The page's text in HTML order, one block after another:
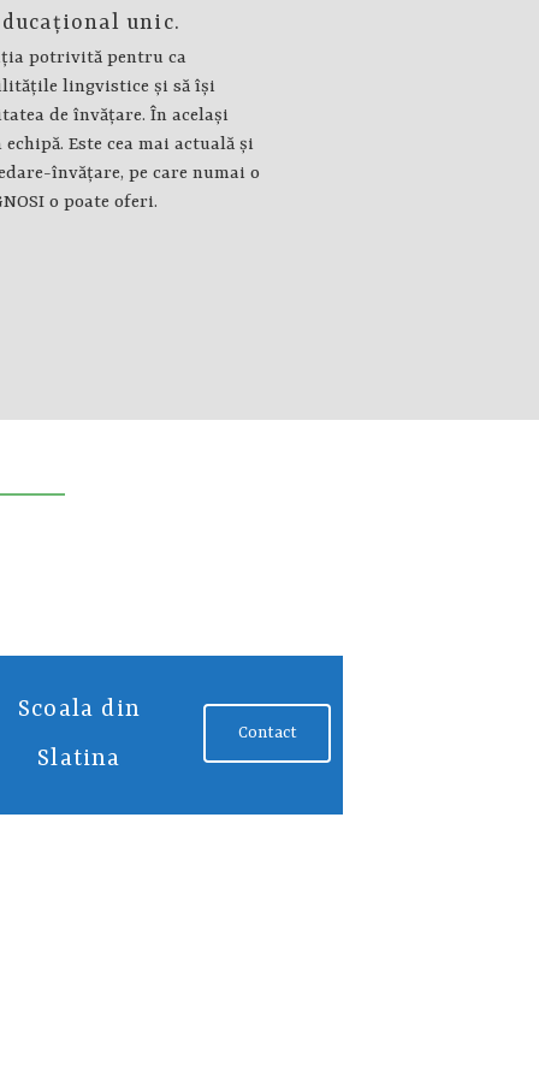
unic.
potrivită pentru ca
lingvistice şi să îşi
de învăţare. În acelaşi
Este cea mai actuală şi
învăţare, pe care numai o
o poate oferi.
Scoala din
Slatina
Contact